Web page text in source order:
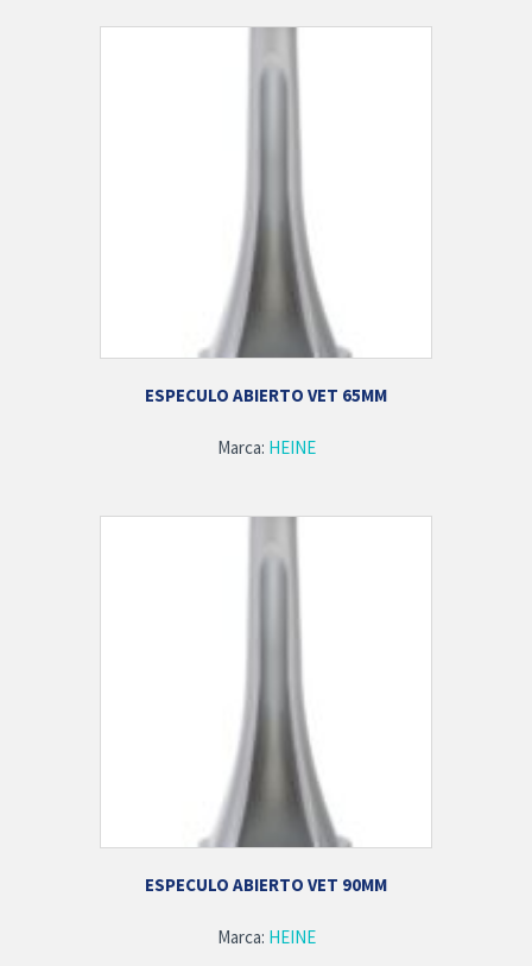
ESPECULO ABIERTO VET 65MM
Marca: HEINE
ESPECULO ABIERTO VET 90MM
Marca: HEINE